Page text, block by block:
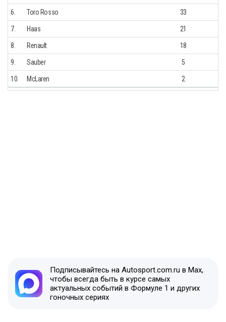
6. Toro Rosso 33
7. Haas 21
8. Renault 18
9. Sauber 5
10. McLaren 2
Подписывайтесь на Autosport.com.ru в Max,
чтобы всегда быть в курсе самых
актуальных событий в Формуле 1 и других
гоночных сериях